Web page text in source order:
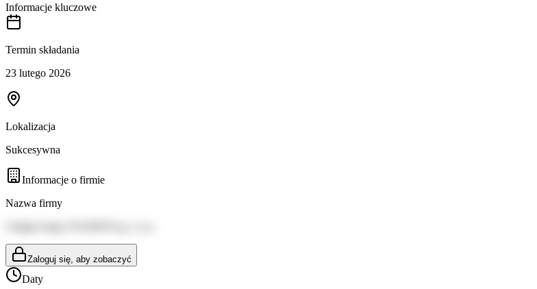
Informacje kluczowe
Termin składania
23 lutego 2026
Lokalizacja
Sukcesywna
Informacje o firmie
Nazwa firmy
Zaloguj się, aby zobaczyć
Daty